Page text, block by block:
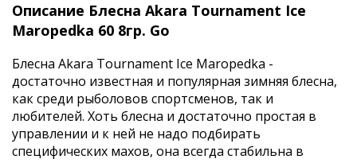
Описание Блесна Akara Tournament Ice
Maropedka 60 8гр. Go
Блесна Akara Tournament Ice Maropedka -
достаточно известная и популярная зимняя блесна,
как среди рыболовов спортсменов, так и
любителей. Хоть блесна и достаточно простая в
управлении и к ней не надо подбирать
специфических махов, она всегда стабильна в